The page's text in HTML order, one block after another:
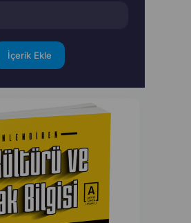
İçerik Ekle